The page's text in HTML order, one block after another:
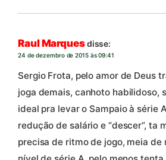
Raul Marquesdisse:
24 de dezembro de 2015 às 09:41
Sergio Frota, pelo amor de Deus
joga demais, canhoto habilidoso,
ideal pra levar o Sampaio à série
redução de salário e “descer”, ta
precisa de ritmo de jogo, meia de